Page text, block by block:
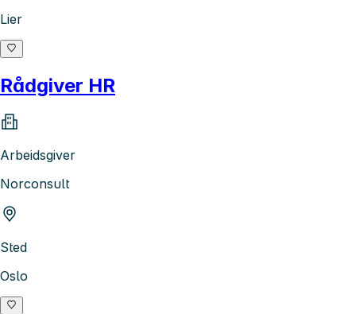
Lier
Rådgiver HR
Arbeidsgiver
Norconsult
Sted
Oslo